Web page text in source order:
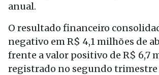
anual.
O resultado financeiro
negativo em R$ 4,1 milhões de
frente a valor positivo de R$ 6,7
registrado no segundo trimestre